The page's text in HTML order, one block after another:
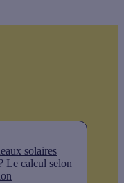
solaires
Le calcul selon